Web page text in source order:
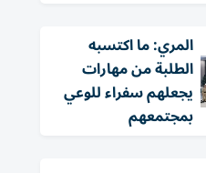
المري: ما اكتسبه
الطلبة من مهارات
يجعلهم سفراء للوعي
بمجتمعهم